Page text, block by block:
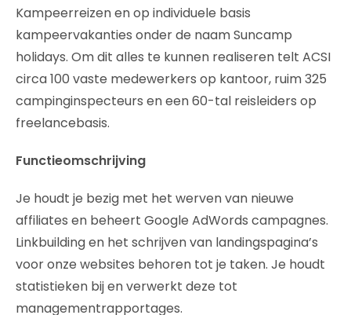
Kampeerreizen en op individuele basis
kampeervakanties onder de naam Suncamp
holidays. Om dit alles te kunnen realiseren telt ACSI
circa 100 vaste medewerkers op kantoor, ruim 325
campinginspecteurs en een 60-tal reisleiders op
freelancebasis.
Functieomschrijving
Je houdt je bezig met het werven van nieuwe
affiliates en beheert Google AdWords campagnes.
Linkbuilding en het schrijven van landingspagina’s
voor onze websites behoren tot je taken. Je houdt
statistieken bij en verwerkt deze tot
managementrapportages.